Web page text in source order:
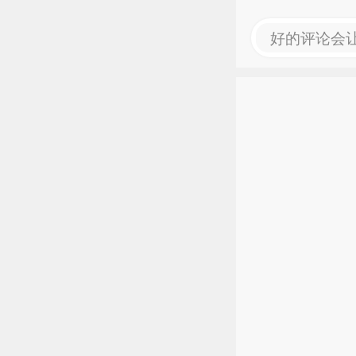
好的评论会